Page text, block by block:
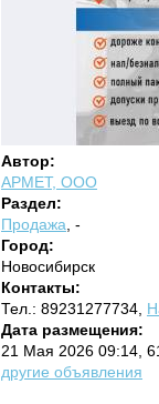
Автор:
АРМЕТ, ООО
Раздел:
Продажа , -
Город:
Новосибирск
Контакты:
Тел.: 89231277734,
Дата размещения:
21 Мая 2026 09:14,
другие объявления